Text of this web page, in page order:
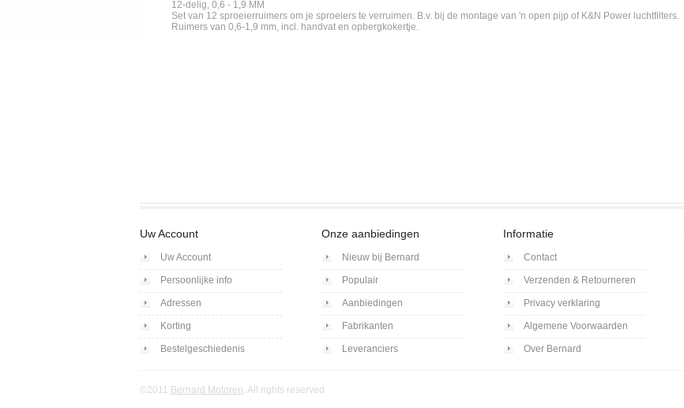
12-delig, 0,6 - 1,9 MM
Set van 12 sproeierruimers om je sproeiers te verruimen. B.v. bij de montage van 'n open pijp of K&N Power luchtfilters.
Ruimers van 0,6-1,9 mm, incl. handvat en opbergkokertje.
Uw Account
Uw Account
Persoonlijke info
Adressen
Korting
Bestelgeschiedenis
Onze aanbiedingen
Nieuw bij Bernard
Populair
Aanbiedingen
Fabrikanten
Leveranciers
Informatie
Contact
Verzenden & Retourneren
Privacy verklaring
Algemene Voorwaarden
Over Bernard
©2011 Bernard Motoren. All rights reserved